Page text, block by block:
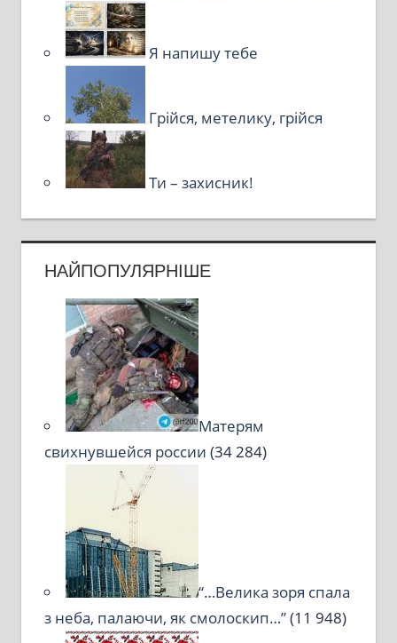
Я напишу тебе
Грійся, метелику, грійся
Ти – захисник!
НАЙПОПУЛЯРНІШЕ
Матерям
свихнувшейся россии (34 284)
“…Велика зоря спала
з неба, палаючи, як смолоскип…”(11 948)